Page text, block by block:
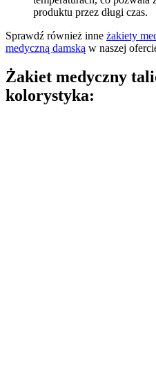
produktu przez długi czas.
Sprawdź również inne żakiety
medyczną damską w naszej
Żakiet medyczny
kolorystyka: